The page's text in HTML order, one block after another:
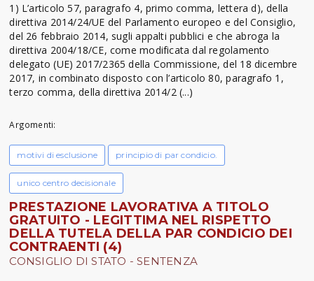
1) L’articolo 57, paragrafo 4, primo comma, lettera d), della
direttiva 2014/24/UE del Parlamento europeo e del Consiglio,
del 26 febbraio 2014, sugli appalti pubblici e che abroga la
direttiva 2004/18/CE, come modificata dal regolamento
delegato (UE) 2017/2365 della Commissione, del 18 dicembre
2017, in combinato disposto con l’articolo 80, paragrafo 1,
terzo comma, della direttiva 2014/2 (...)
Argomenti:
motivi di esclusione principio di par condicio.
unico centro decisionale
PRESTAZIONE LAVORATIVA A TITOLO
GRATUITO - LEGITTIMA NEL RISPETTO
DELLA TUTELA DELLA PAR CONDICIO DEI
CONTRAENTI (4)
CONSIGLIO DI STATO - SENTENZA